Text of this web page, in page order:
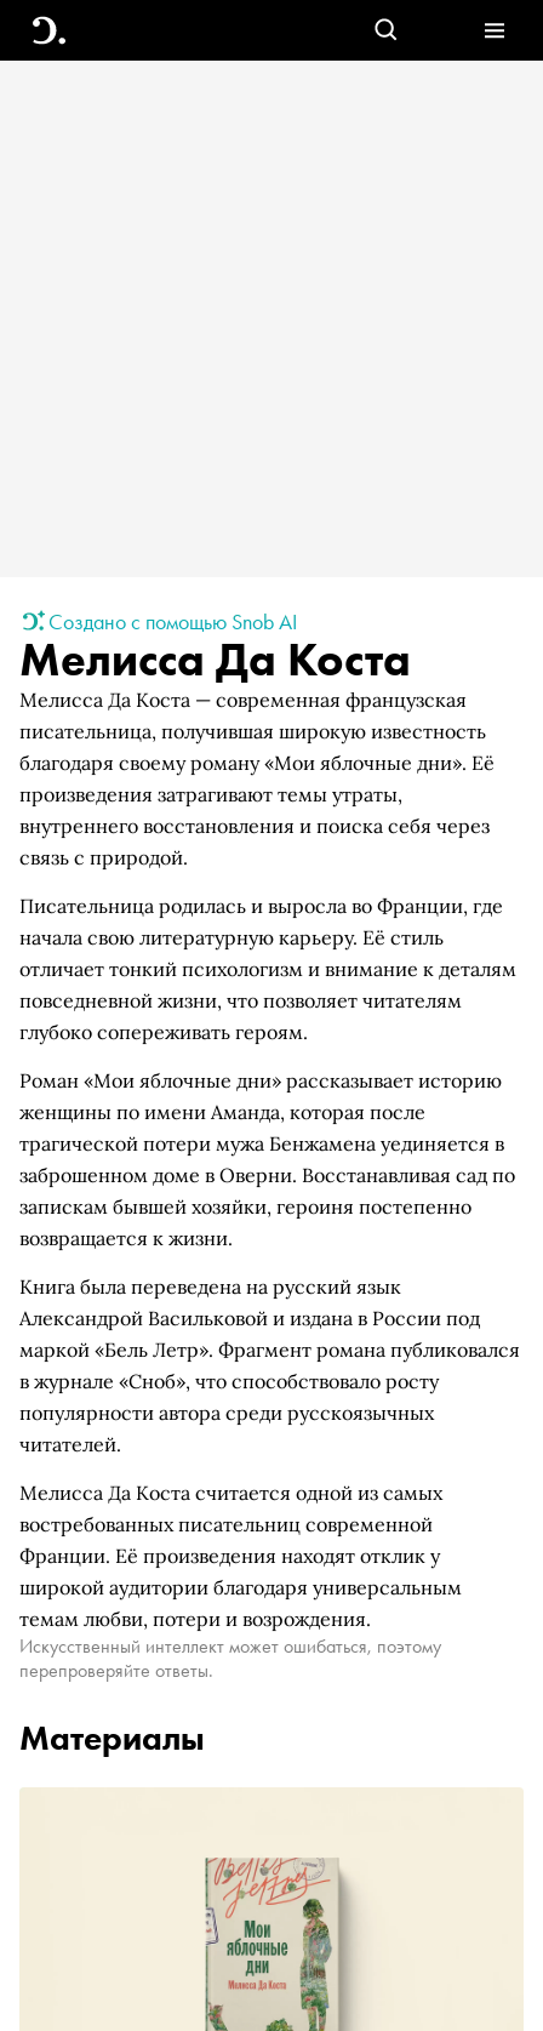
Создано с помощью Snob AI
Мелисса Да Коста
Мелисса Да Коста — современная французская
писательница, получившая широкую известность
благодаря своему роману «Мои яблочные дни». Её
произведения затрагивают темы утраты,
внутреннего восстановления и поиска себя через
связь с природой.
Писательница родилась и выросла во Франции, где
начала свою литературную карьеру. Её стиль
отличает тонкий психологизм и внимание к деталям
повседневной жизни, что позволяет читателям
глубоко сопереживать героям.
Роман «Мои яблочные дни» рассказывает историю
женщины по имени Аманда, которая после
трагической потери мужа Бенжамена уединяется в
заброшенном доме в Оверни. Восстанавливая сад по
запискам бывшей хозяйки, героиня постепенно
возвращается к жизни.
Книга была переведена на русский язык
Александрой Васильковой и издана в России под
маркой «Бель Летр». Фрагмент романа публиковался
в журнале «Сноб», что способствовало росту
популярности автора среди русскоязычных
читателей.
Мелисса Да Коста считается одной из самых
востребованных писательниц современной
Франции. Её произведения находят отклик у
широкой аудитории благодаря универсальным
темам любви, потери и возрождения.
Искусственный интеллект может ошибаться, поэтому
перепроверяйте ответы.
Материалы